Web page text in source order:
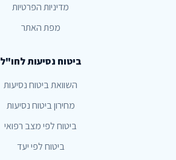
מדיניות הפרטיות
מפת האתר
ביטוח נסיעות לחו"ל
השוואת ביטוח נסיעות
מחירון ביטוח נסיעות
ביטוח לפי מצב רפואי
ביטוח לפי יעד